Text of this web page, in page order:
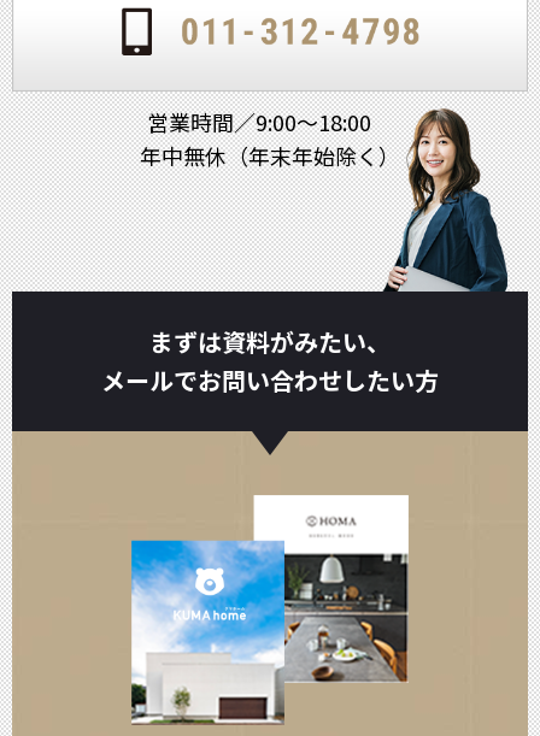
営業時間／9:00～18:00
年中無休（年末年始除く）
まずは資料がみたい、
メールでお問い合わせしたい方